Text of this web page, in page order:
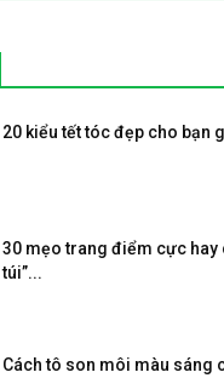
20 kiểu tết tóc đẹp cho bạn
30 mẹo trang điểm cực hay
túi”...
Cách tô son môi màu sáng